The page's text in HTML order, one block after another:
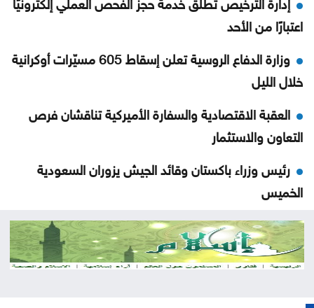
اعتبارًا من الأحد
وزارة الدفاع الروسية تعلن إسقاط 605 مسيّرات أوكرانية
خلال الليل
العقبة الاقتصادية والسفارة الأميركية تناقشان فرص
التعاون والاستثمار
رئيس وزراء باكستان وقائد الجيش يزوران السعودية
الخميس
قفزة جديدة بأسعار الذهب في الأردن .. وعيار 21 يقترب
من 87 دينارًا